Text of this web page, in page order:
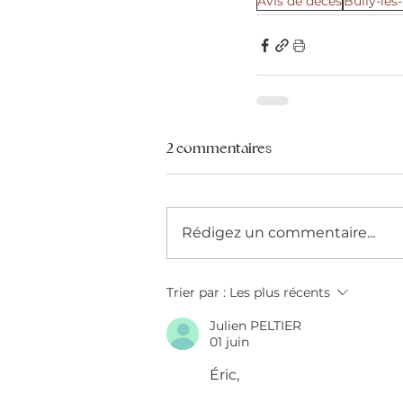
2 commentaires
Rédigez un commentaire...
Trier par : Les plus récents
Julien PELTIER
01 juin
Éric,